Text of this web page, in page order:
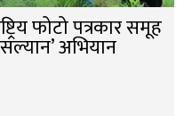
फोटो पत्रकार समूह
अभियान